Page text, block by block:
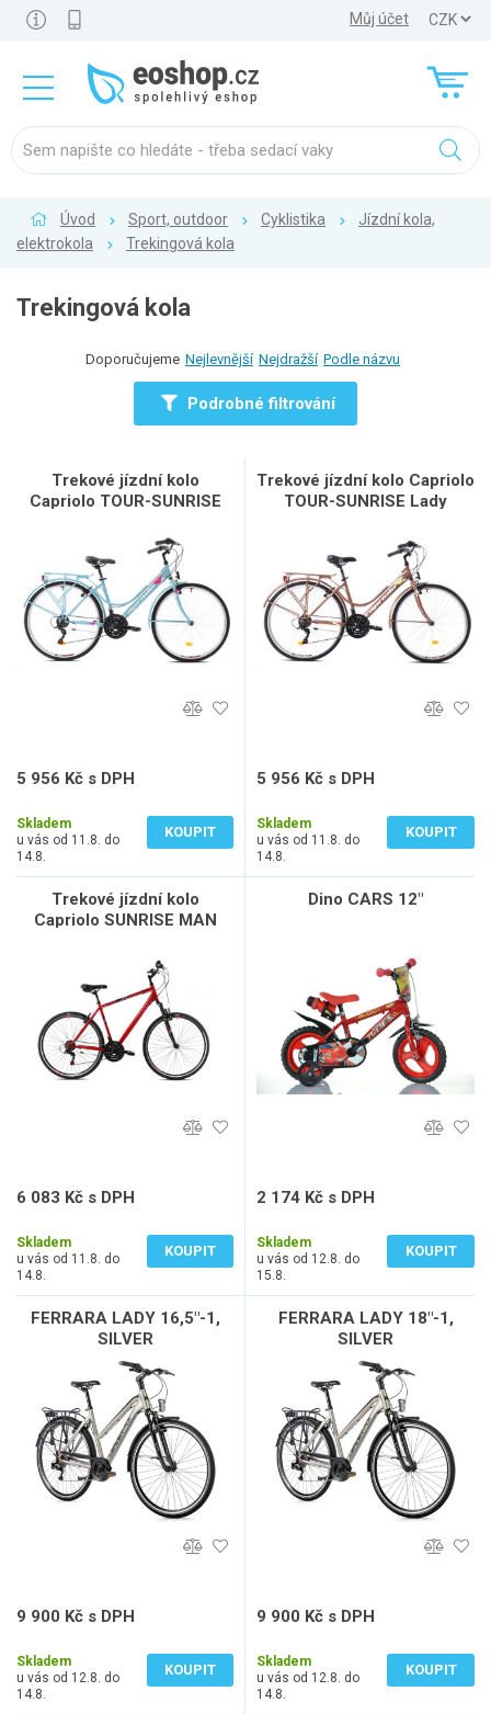
Můj účet
Úvod Sport, outdoor Cyklistika
Jízdní kola,
elektrokola
Trekingová kola
Trekingová kola
Doporučujeme Nejlevnější Nejdražší Podle názvu
Podrobné filtrování
Trekové jízdní kolo
Capriolo TOUR-SUNRISE
5 956 Kč s DPH
Skladem
u vás od 11.8. do
14.8.
KOUPIT
Trekové jízdní kolo Capriolo
TOUR-SUNRISE Lady
5 956 Kč s DPH
Skladem
u vás od 11.8. do
14.8.
KOUPIT
Trekové jízdní kolo
Capriolo SUNRISE MAN
6 083 Kč s DPH
Skladem
u vás od 11.8. do
14.8.
KOUPIT
Dino CARS 12"
2 174 Kč s DPH
Skladem
u vás od 12.8. do
15.8.
KOUPIT
FERRARA LADY 16,5"-1,
SILVER
9 900 Kč s DPH
Skladem
u vás od 12.8. do
14.8.
KOUPIT
FERRARA LADY 18"-1,
SILVER
9 900 Kč s DPH
Skladem
u vás od 12.8. do
14.8.
KOUPIT